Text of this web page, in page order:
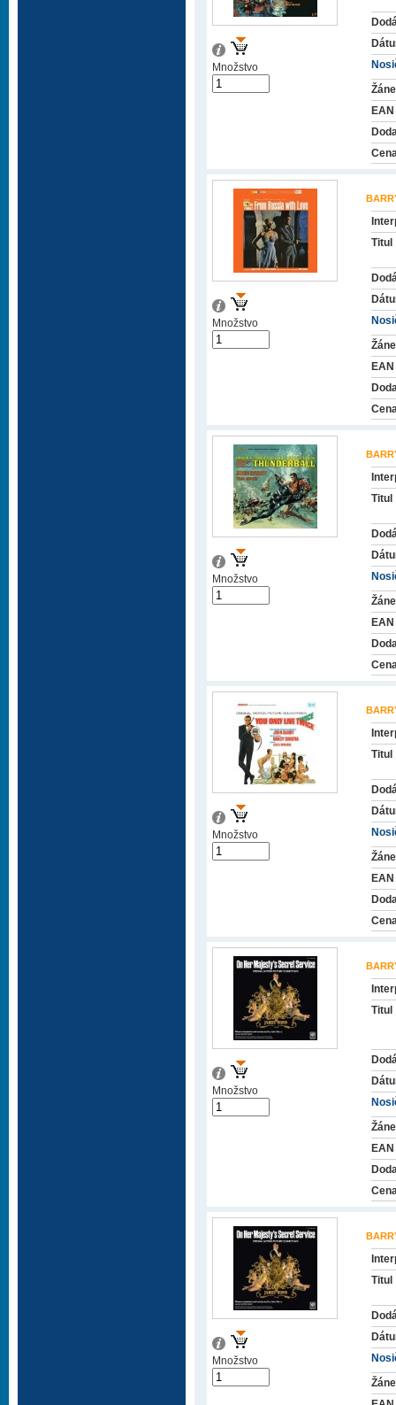
EAN
Množstvo
Titul
EAN
Množstvo
Titul
EAN
Množstvo
Titul
EAN
Množstvo
Titul
EAN
Množstvo
Titul
Množstvo